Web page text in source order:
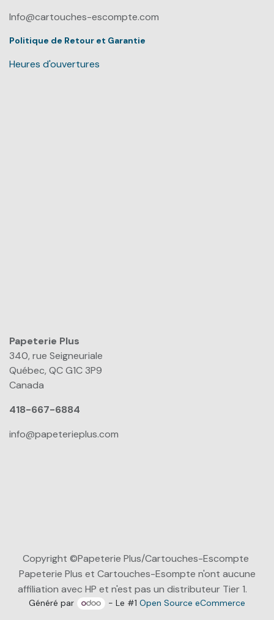
Info@cartouches-escompte.com
Politique de Retour et Garantie
Heures d'ouvertures
Papeterie Plus​
340, rue Seigneuriale
Québec, QC G1C 3P9
Canada
418-667-6884
info@papeterieplus.com
Copyright ©Papeterie Plus/Cartouches-Escompte
Papeterie Plus et Cartouches-Esompte n'ont aucune
affiliation avec HP et n'est pas un distributeur Tier 1.
Généré par - Le #1Open Source eCommerce